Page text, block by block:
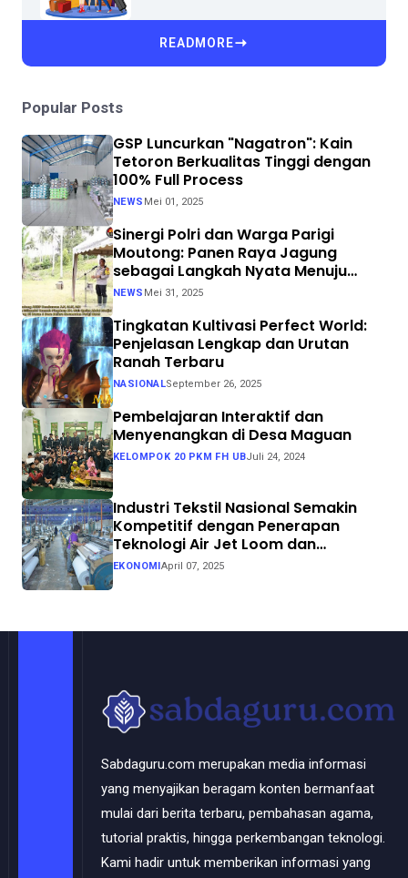
READMORE
Popular Posts
GSP Luncurkan "Nagatron": Kain
Tetoron Berkualitas Tinggi dengan
100% Full Process
NEWS Mei 01, 2025
Sinergi Polri dan Warga Parigi
Moutong: Panen Raya Jagung
sebagai Langkah Nyata Menuju
Swasembada Pangan
NEWS Mei 31, 2025
Tingkatan Kultivasi Perfect World:
Penjelasan Lengkap dan Urutan
Ranah Terbaru
NASIONALSeptember 26, 2025
Pembelajaran Interaktif dan
Menyenangkan di Desa Maguan
KELOMPOK 20 PKM FH UBJuli 24, 2024
Industri Tekstil Nasional Semakin
Kompetitif dengan Penerapan
Teknologi Air Jet Loom dan
Continuous Dyeing di CV. Garuda
Solo Perkasa
EKONOMI April 07, 2025
Sabdaguru.com merupakan media informasi
yang menyajikan beragam konten bermanfaat
mulai dari berita terbaru, pembahasan agama,
tutorial praktis, hingga perkembangan teknologi.
Kami hadir untuk memberikan informasi yang